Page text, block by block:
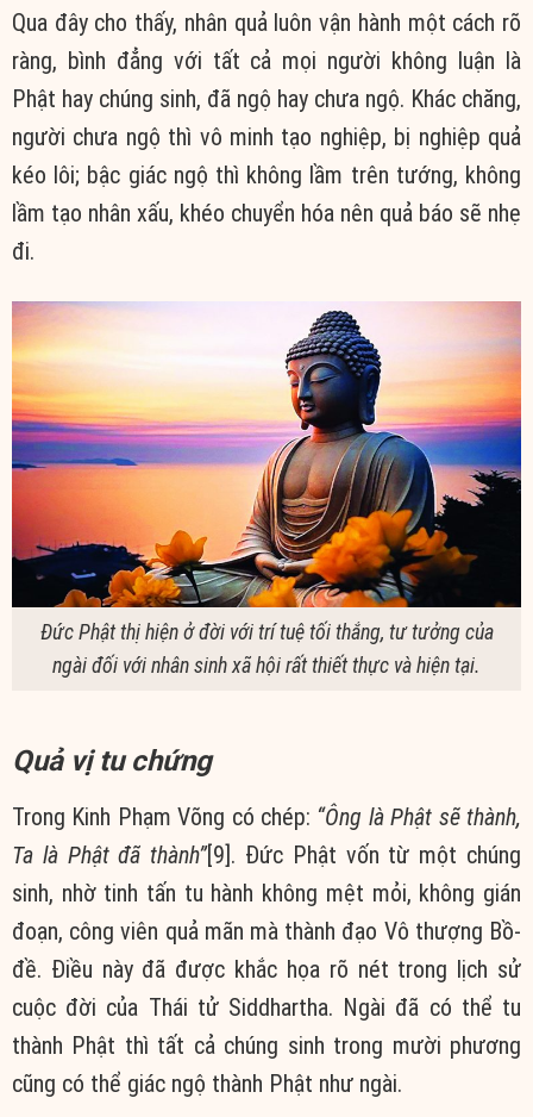
Qua đây cho thấy, nhân quả luôn vận hành một cách rõ
ràng, bình đẳng với tất cả mọi người không luận là
Phật hay chúng sinh, đã ngộ hay chưa ngộ. Khác chăng,
người chưa ngộ thì vô minh tạo nghiệp, bị nghiệp quả
kéo lôi; bậc giác ngộ thì không lầm trên tướng, không
lầm tạo nhân xấu, khéo chuyển hóa nên quả báo sẽ nhẹ
đi.
Đức Phật thị hiện ở đời với trí tuệ tối thắng, tư tưởng của
ngài đối với nhân sinh xã hội rất thiết thực và hiện tại.
Quả vị tu chứng
Trong Kinh Phạm Võng có chép: “Ông là Phật sẽ thành,
Ta là Phật đã thành”[9]. Đức Phật vốn từ một chúng
sinh, nhờ tinh tấn tu hành không mệt mỏi, không gián
đoạn, công viên quả mãn mà thành đạo Vô thượng Bồ-
đề. Điều này đã được khắc họa rõ nét trong lịch sử
cuộc đời của Thái tử Siddhartha. Ngài đã có thể tu
thành Phật thì tất cả chúng sinh trong mười phương
cũng có thể giác ngộ thành Phật như ngài.